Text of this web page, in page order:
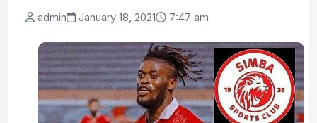
admin January 18, 2021 7:47 am